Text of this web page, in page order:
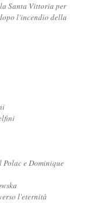
Santa Vittoria per
l'incendio della
Polac e Dominique
l'eternità